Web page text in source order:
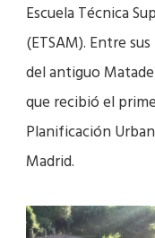
Escuela Técnica
(ETSAM). Entre
del antiguo
que recibió el
Planificación
Madrid.